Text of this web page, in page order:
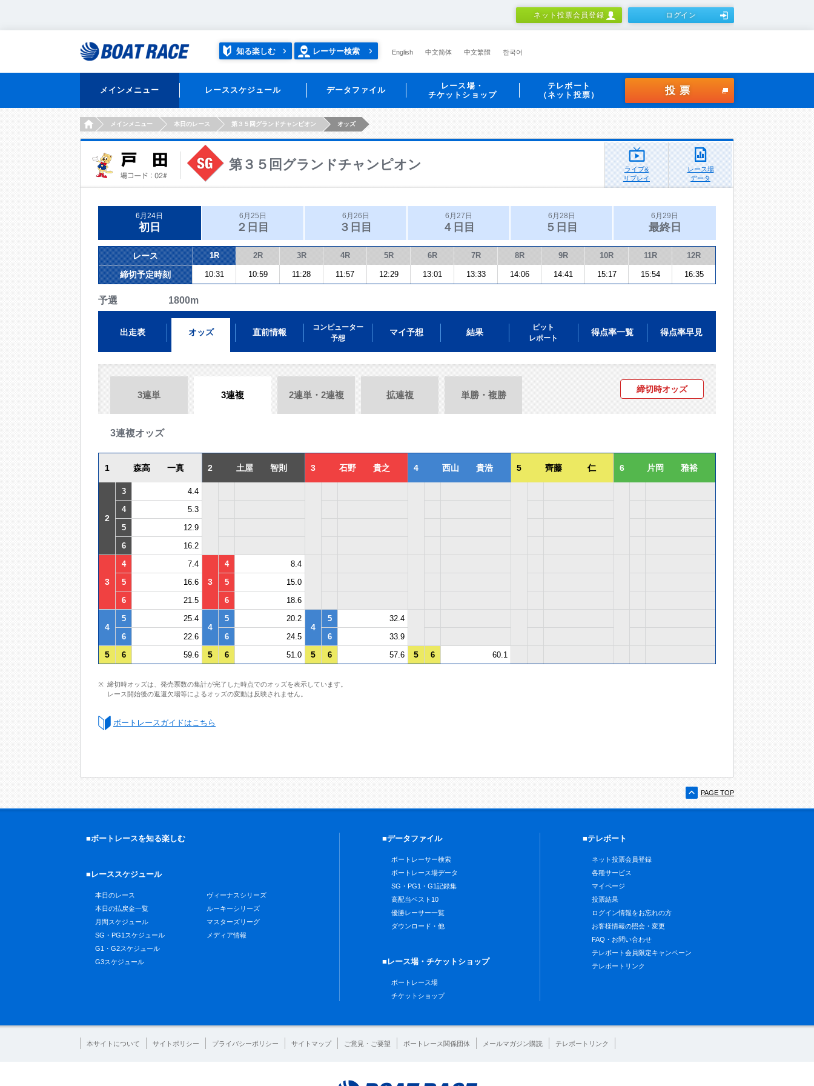
ネット投票会員登録 ログイン
知る楽しむ レーサー検索 English 中文简体 中文繁體 한국어
メインメニュー レーススケジュール データファイル
レース場・
チケットショップ
テレボート
（ネット投票）
投票
HOMEメインメニュー 本日のレース 第３５回グランドチャンピオン オッズ
第３５回グランドチャンピオン
ライブ&
リプレイ
レース場
データ
6月24日
初日
6月25日
２日目
6月26日
３日目
6月27日
４日目
6月28日
５日目
6月29日
最終日
レース 1R 2R 3R 4R 5R 6R 7R 8R 9R 10R 11R 12R
締切予定時刻 10:31 10:59 11:28 11:57 12:29 13:01 13:33 14:06 14:41 15:17 15:54 16:35
予選 1800m
出走表 オッズ 直前情報
コンピューター
予想
マイ予想 結果
ピット
レポート
得点率一覧 得点率早見
3連単 3連複 2連単・2連複 拡連複 単勝・複勝
締切時オッズ
3連複オッズ
1 森高 一真 2 土屋 智則 3 石野 貴之 4 西山 貴浩 5 齊藤 仁 6 片岡 雅裕
2
3
4.4
4
5.3
5
12.9
6
16.2
3
4 7.4
3
4
8.4
5
16.6 5
15.0
6
21.5 6 18.6
4
5 25.4
4
5 20.2
4
5
32.4
6
22.6 6 24.5 6 33.9
5 6 59.6 5 6 51.0 5 6 57.6 5 6 60.1
締切時オッズは、発売票数の集計が完了した時点でのオッズを表示しています。
レース開始後の返還欠場等によるオッズの変動は反映されません。
ボートレースガイドはこちら
PAGE TOP
■ボートレースを知る楽しむ
■レーススケジュール
本日のレース
本日の払戻金一覧
月間スケジュール
SG・PG1スケジュール
G1・G2スケジュール
G3スケジュール
ヴィーナスシリーズ
ルーキーシリーズ
マスターズリーグ
メディア情報
■データファイル
ボートレーサー検索
ボートレース場データ
SG・PG1・G1記録集
高配当ベスト10
優勝レーサー一覧
ダウンロード・他
■レース場・チケットショップ
ボートレース場
チケットショップ
■テレボート
ネット投票会員登録
各種サービス
マイページ
投票結果
ログイン情報をお忘れの方
お客様情報の照会・変更
FAQ・お問い合わせ
テレボート会員限定キャンペーン
テレボートリンク
本サイトについて サイトポリシー プライバシーポリシー サイトマップ ご意見・ご要望 ボートレース関係団体 メールマガジン購読 テレボートリンク